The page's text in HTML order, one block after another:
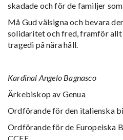
skadade och för de familjer
Må Gud välsigna och bevara
solidaritet och fred, framför allt
tragedi på nära håll.
Kardinal Angelo Bagnasco
Ärkebiskop av Genua
Ordförande för den italienska
Ordförande för de Europeiska